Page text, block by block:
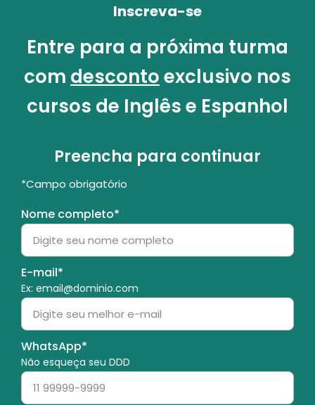
Inscreva-se
Entre para a próxima turma
com descontoexclusivo nos
cursos de Inglês e Espanhol
Preencha para continuar
*Campo obrigatório
Nome completo*
E-mail*
Ex: email@dominio.com
WhatsApp*
Não esqueça seu DDD